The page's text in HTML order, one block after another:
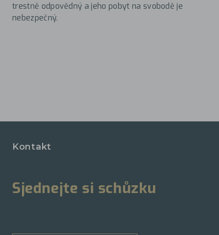
trestně odpovědný a jeho pobyt na svobodě je
nebezpečný.
Kontakt
Sjednejte si schůzku